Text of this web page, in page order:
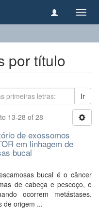
por título
Ir
13-28 of 28
de exossomos
em linhagem de
bucal
bucal é o câncer
de cabeça e pescoço, e
ocorrem metástases.
de origem ...